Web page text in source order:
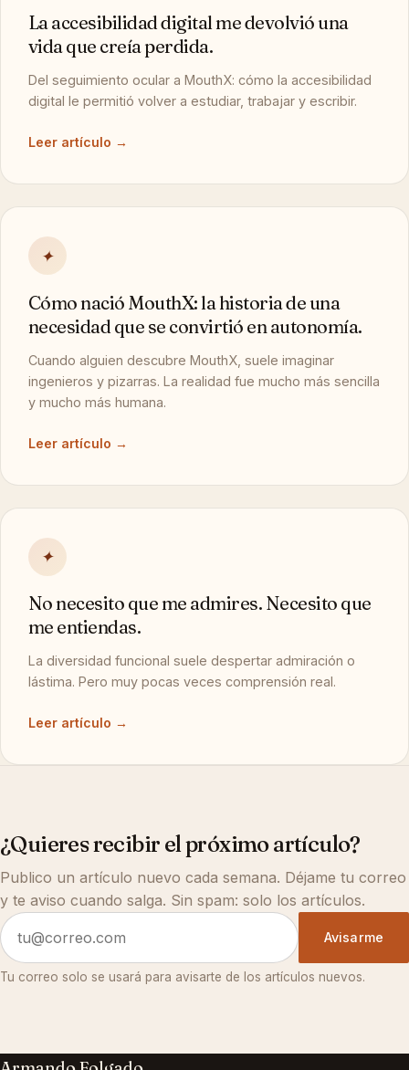
La accesibilidad digital me devolvió una
vida que creía perdida.
Del seguimiento ocular a MouthX: cómo la accesibilidad
digital le permitió volver a estudiar, trabajar y escribir.
Leer artículo →
✦
Cómo nació MouthX: la historia de una
necesidad que se convirtió en autonomía.
Cuando alguien descubre MouthX, suele imaginar
ingenieros y pizarras. La realidad fue mucho más sencilla
y mucho más humana.
Leer artículo →
✦
No necesito que me admires. Necesito que
me entiendas.
La diversidad funcional suele despertar admiración o
lástima. Pero muy pocas veces comprensión real.
Leer artículo →
¿Quieres recibir el próximo artículo?
Publico un artículo nuevo cada semana. Déjame tu correo
y te aviso cuando salga. Sin spam: solo los artículos.
Avisarme
Tu correo solo se usará para avisarte de los artículos nuevos.